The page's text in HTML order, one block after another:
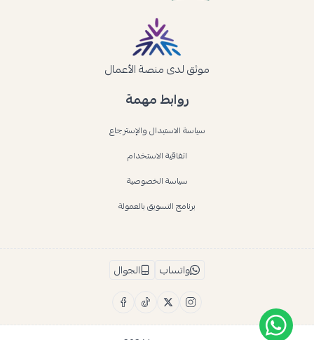
روابط مهمة
سياسة الاستبدال والإسترجاع
اتفاقية الاستخدام
سياسة الخصوصية
برنامج التسويق بالعمولة
موثق لدى منصة الأعمال
واتساب الجوال